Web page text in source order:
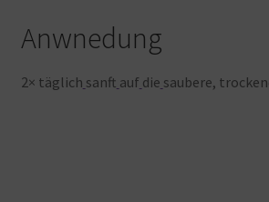
Anwnedung
2× täglich sanft auf die saubere,